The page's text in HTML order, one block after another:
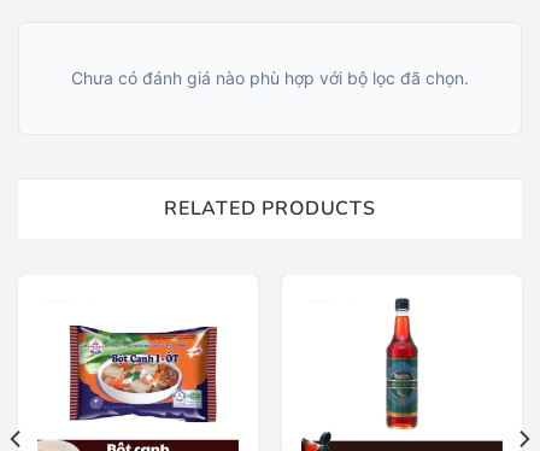
Chưa có đánh giá nào phù hợp với bộ lọc đã chọn.
RELATED PRODUCTS